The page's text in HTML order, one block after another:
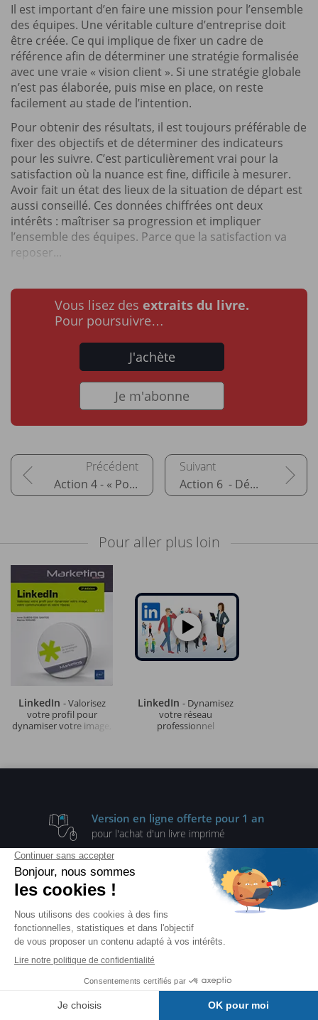
Il est important d’en faire une mission pour l’ensemble
des équipes. Une véritable culture d’entreprise doit
être créée. Ce qui implique de fixer un cadre de
référence afin de déterminer une stratégie formalisée
avec une vraie « vision client ». Si une stratégie globale
n’est pas élaborée, puis mise en place, on reste
facilement au stade de l’intention.
Pour obtenir des résultats, il est toujours préférable de
fixer des objectifs et de déterminer des indicateurs
pour les suivre. C’est particulièrement vrai pour la
satisfaction où la nuance est fine, difficile à mesurer.
Avoir fait un état des lieux de la situation de départ est
aussi conseillé. Ces données chiffrées ont deux
intérêts : maîtriser sa progression et impliquer
l’ensemble des équipes. Parce que la satisfaction va
reposer...
Vous lisez des extraits du livre.
Pour poursuivre…
J'achète
Je m'abonne
Action 4 - « Posséder » sa visibilité avec l'e-mailing Action 6 - Développer sa présence en ligne locale
Pour aller plus loin
LinkedIn - Valorisez
votre profil pour
dynamiser votre image,
LinkedIn - Dynamisez
votre réseau
professionnel
Version en ligne offerte pour 1 an
pour l'achat d'un livre imprimé
48 heures d'accès offert
à tous nos livres et vidéos
pour toute
commande payée
par CB ou par PayPal
Livraison à 0,01 €
à partir de 35€ d'achats